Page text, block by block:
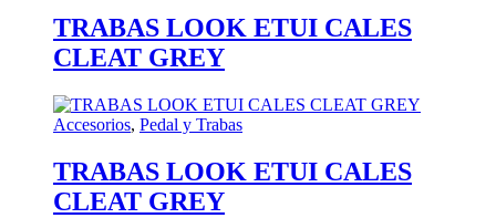
TRABAS LOOK ETUI CALES
CLEAT GREY
Accesorios, Pedal y Trabas
TRABAS LOOK ETUI CALES
CLEAT GREY